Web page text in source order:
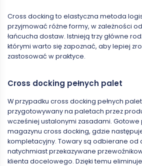
Cross docking to elastyczna metoda
przyjmować różne formy, w zależności
łańcucha dostaw. Istnieją trzy główne
którymi warto się zapoznać, aby lepiej
zastosować w praktyce.
Cross docking pełnych palet
W przypadku cross docking pełnych
przygotowywany na paletach przez
wcześniej ustalonymi zasadami.
magazynu cross docking, gdzie
kompletacyjny. Towary są odbierane od
natychmiast przekazywane
klienta docelowego. Dzięki temu eliminuje